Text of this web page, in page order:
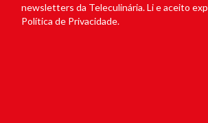
newsletters da Teleculinária. Li e aceito
Política de Privacidade.